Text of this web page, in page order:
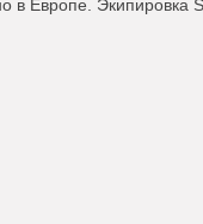
в Европе. Экипировка